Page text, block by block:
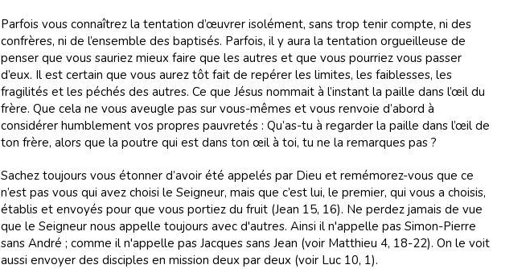
Parfois vous connaîtrez la tentation d’œuvrer isolément, sans trop tenir compte, ni des
confrères, ni de l’ensemble des baptisés. Parfois, il y aura la tentation orgueilleuse de
penser que vous sauriez mieux faire que les autres et que vous pourriez vous passer
d’eux. Il est certain que vous aurez tôt fait de repérer les limites, les faiblesses, les
fragilités et les péchés des autres. Ce que Jésus nommait à l’instant la paille dans l’œil du
frère. Que cela ne vous aveugle pas sur vous-mêmes et vous renvoie d’abord à
considérer humblement vos propres pauvretés : Qu’as-tu à regarder la paille dans l’œil de
ton frère, alors que la poutre qui est dans ton œil à toi, tu ne la remarques pas ?
Sachez toujours vous étonner d’avoir été appelés par Dieu et remémorez-vous que ce
n’est pas vous qui avez choisi le Seigneur, mais que c’est lui, le premier, qui vous a choisis,
établis et envoyés pour que vous portiez du fruit (Jean 15, 16). Ne perdez jamais de vue
que le Seigneur nous appelle toujours avec d'autres. Ainsi il n'appelle pas Simon-Pierre
sans André ; comme il n'appelle pas Jacques sans Jean (voir Matthieu 4, 18-22). On le voit
aussi envoyer des disciples en mission deux par deux (voir Luc 10, 1).